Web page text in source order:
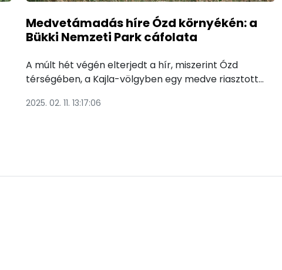
Medvetámadás híre Ózd környékén: a
Bükki Nemzeti Park cáfolata
A múlt hét végén elterjedt a hír, miszerint Ózd
térségében, a Kajla-völgyben egy medve riasztott…
2025. 02. 11. 13:17:06